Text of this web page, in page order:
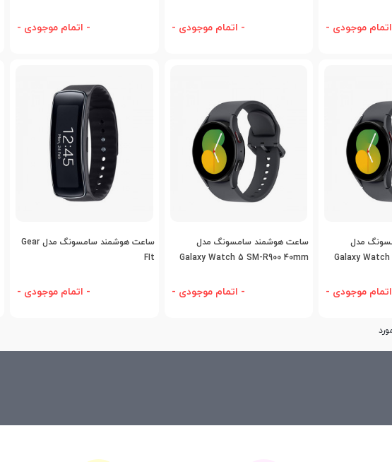
موجودی - - اتمام موجودی - - اتمام موجودی -
مقایسهمدل
Galaxy Watch
موجودی -
اضافه به مقایسه
ساعت هوشمند سامسونگ مدل
Galaxy Watch 5 SM-R900 40mm
- اتمام موجودی -
اضافه به مقایسه
ساعت هوشمند سامسونگ مدل Gear
FIt
- اتمام موجودی -